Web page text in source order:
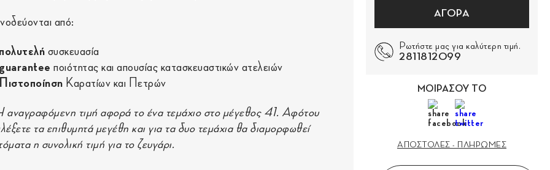
από:
πολυτελή συσκευασία
guaranteeποιότητας και απουσίας κατασκευαστικών ατελειών
Πιστοποίηση Καρατίων και Πετρών
αναγραφόμενη τιμή αφορά το ένα τεμάχιο στο μέγεθος 41. Αφότου
τα επιθυμητά μεγέθη και για τα δυο τεμάχια θα διαμορφωθεί
η συνολική τιμή για το ζευγάρι.
ΑΓΟΡΑ
Ρωτήστε μας για καλύτερη τιμή.
2811812099
ΜΟΙΡΑΣΟΥ ΤΟ
ΑΠΟΣΤΟΛΕΣ - ΠΛΗΡΩΜΕΣ